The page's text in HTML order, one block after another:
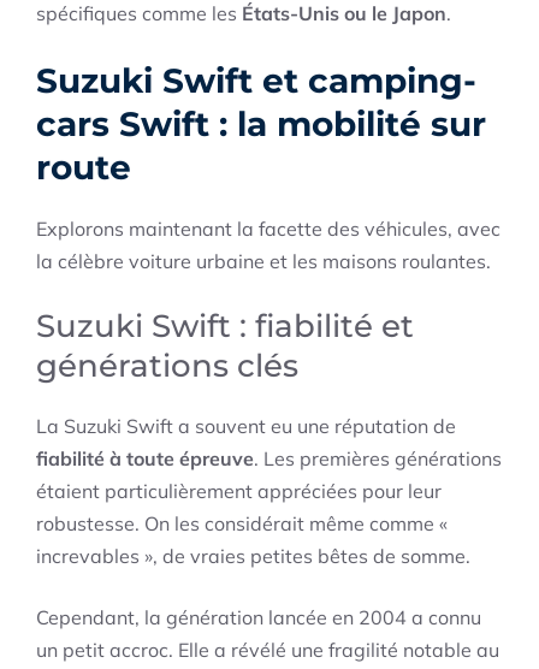
spécifiques comme les États-Unis ou le Japon.
Suzuki Swift et camping-
cars Swift : la mobilité sur
route
Explorons maintenant la facette des véhicules, avec
la célèbre voiture urbaine et les maisons roulantes.
Suzuki Swift : fiabilité et
générations clés
La Suzuki Swift a souvent eu une réputation de
fiabilité à toute épreuve. Les premières générations
étaient particulièrement appréciées pour leur
robustesse. On les considérait même comme «
increvables », de vraies petites bêtes de somme.
Cependant, la génération lancée en 2004 a connu
un petit accroc. Elle a révélé une fragilité notable au